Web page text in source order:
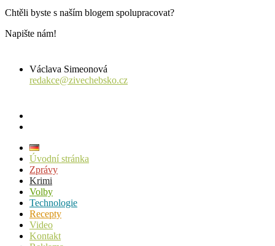
Chtěli byste s naším blogem spolupracovat?
Napište nám!
Václava Simeonová
redakce@zivechebsko.cz
Úvodní stránka
Zprávy
Krimi
Volby
Technologie
Recepty
Video
Kontakt